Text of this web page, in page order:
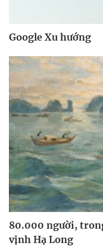
Google Xu hướng
80.000 người,
vịnh Hạ Long